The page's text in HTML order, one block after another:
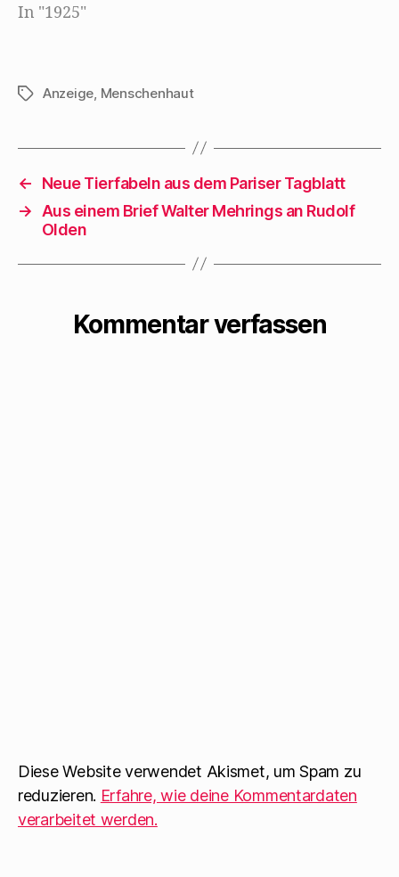
parvenu jusqu'à
In "1925"
Schlagwörter
Anzeige Menschenhaut
←
Neue Tierfabeln aus dem Pariser Tagblatt
→ Aus einem Brief Walter Mehrings an Rudolf
Olden
Kommentar verfassen
Diese Website verwendet Akismet, um Spam zu
reduzieren. Erfahre, wie deine Kommentardaten
verarbeitet werden.